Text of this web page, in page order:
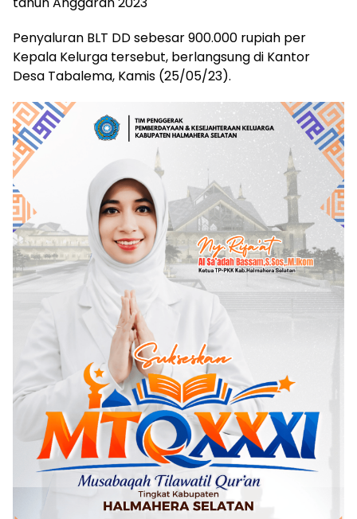
Penyaluran BLT DD sebesar 900.000 rupiah per
Kepala Kelurga tersebut, berlangsung di Kantor
Desa Tabalema, Kamis (25/05/23).